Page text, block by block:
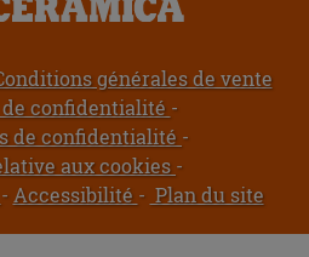
générales de vente
confidentialité
de confidentialité
aux cookies
Accessibilité Plan du site